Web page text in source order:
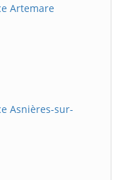
Artemare
Asnières-sur-